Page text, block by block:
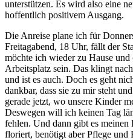
unterstützen. Es wird also eine
hoffentlich positivem Ausgang.
Die Anreise plane ich für
Freitagabend, 18 Uhr, fällt der
möchte ich wieder zu Hause und
Arbeitsplatz sein. Das klingt
und ist es auch. Doch es geht
dankbar, dass sie zu mir steht
gerade jetzt, wo unsere Kinder
Deswegen will ich keinen Tag
fehlen. Und dann gibt es
floriert, benötigt aber Pflege und